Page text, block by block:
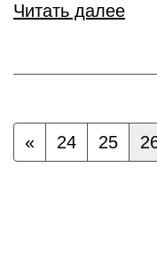
Читать далее
« 24 25